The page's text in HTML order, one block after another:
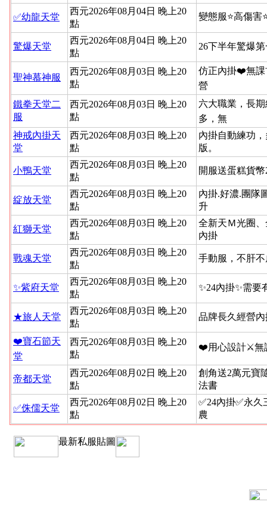
✅幼龍天堂
西元2026年08月04日 晚上20
點
變態服⭐高傷害
驚爆天堂
西元2026年08月04日 晚上20
點
26下半年驚爆
聖神慕神服
西元2026年08月03日 晚上20
點
仿正內掛❤️無
營
鐵拳天堂二
服
西元2026年08月03日 晚上20
點
六大職業，長
多，無
神戒內掛天
堂
西元2026年08月03日 晚上20
點
內掛自動練功
版。
小鴨天堂
西元2026年08月03日 晚上20
點
開服送蛋糕貨
綻放天堂
西元2026年08月03日 晚上20
點
內掛.好濃.團隊
升
紅獅天堂
西元2026年08月03日 晚上20
點
全新天Ｍ光圈
內掛
戰魂天堂
西元2026年08月03日 晚上20
點
手動服，不肝
✨紫府天堂
西元2026年08月03日 晚上20
點
✨24內掛✨需要
★旅人天堂
西元2026年08月03日 晚上20
點
品牌長久經營
❤️寶石節天
堂
西元2026年08月03日 晚上20
點
❤️用心設計⚔無
帝都天堂
西元2026年08月02日 晚上20
點
創角送2萬元寶
法書
✅侏儒天堂
西元2026年08月02日 晚上20
點
✅24內掛✅永久
農
最新私服貼圖